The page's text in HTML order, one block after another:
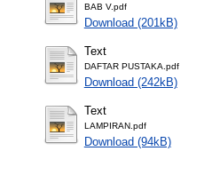
BAB V.pdf
Download (201kB)
Text
DAFTAR PUSTAKA.pdf
Download (242kB)
Text
LAMPIRAN.pdf
Download (94kB)